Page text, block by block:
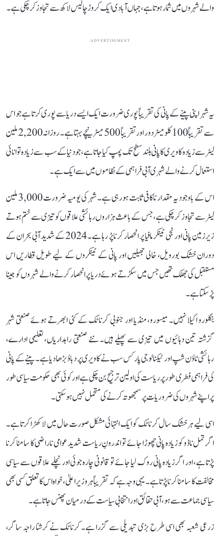
والے شہروں میں شمار ہوتا ہے، جہاں آبادی ایک کروڑ چالیس لاکھ سے تجاوز کر چکی ہے۔
ADVERTISEMENT
یہ شہر اپنی پینے کے پانی کی تقریباً پوری ضرورت ایک ایسے دریا سے پوری کرتا ہے جو اس
سے تقریباً 100 کلومیٹر دور اور تقریباً 500 میٹر نیچے بہتا ہے۔ روزانہ 2,200 ملین
لیٹر سے زیادہ کاویری کا پانی بلند سطح تک پمپ کیا جاتا ہے، جو دنیا کے سب سے زیادہ توانائی
استعمال کرنے والے شہری آبی فراہمی کے نظاموں میں سے ایک ہے۔
اس کے باوجود یہ مقدار ناکافی ثابت ہو رہی ہے۔ شہر کی یومیہ ضرورت 3,000 ملین
لیٹر سے تجاوز کر چکی ہے، جس کے باعث ہزاروں رہائشی علاقوں کو تیزی سے ختم ہوتے
زیرزمین پانی اور نجی ٹینکر مافیا پر انحصار کرنا پڑ رہا ہے۔ 2024 کے شدید آبی بحران کے
دوران خشک بورویل، خالی جھیلیں اور پانی کے ٹینکروں کے لیے طویل قطاریں اس
مستقبل کی جھلک تھیں جس میں سکڑتے ہوئے دریا پر انحصار کرنے والے شہروں کو جینا
پڑ سکتا ہے۔
بنگلورو اکیلا نہیں۔ میسورو، منڈیا اور جنوبی کرناٹک کے کئی ابھرتے ہوئے صنعتی شہر
گزشتہ تین دہائیوں میں تیزی سے پھیلے ہیں۔ نئے صنعتی راہداریاں، تعلیمی ادارے،
رہائشی ٹاؤن شپ اور ٹیکنالوجی پارکس سب نے کاویری پر دباؤ بڑھا دیا ہے۔ پینے کے پانی
کی فراہمی فطری طور پر ریاست کی اولین ترجیح بن چکی ہے اور کوئی بھی حکومت سیاسی طور
پر اپنے شہروں کی ضروریات پر سمجھوتہ کرنے کی متحمل نہیں ہو سکتی۔
اسی لیے ہر خشک سال کرناٹک کو ایک انتہائی مشکل صورت حال میں لا کھڑا کرتا ہے۔
اگر تمل ناڈو کو زیادہ پانی چھوڑا جائے تو اندرونِ ریاست شدید عوامی ناراضی کا سامنا کرنا
پڑتا ہے، اور اگر زیادہ پانی روک لیا جائے تو قانونی چارہ جوئی اور نچلے علاقوں سے سیاسی
مخالفت کا سامنا کرنا پڑتا ہے۔ یہی وجہ ہے کہ تقریباً ہر وزیر اعلیٰ، خواہ اس کا تعلق کسی بھی
سیاسی جماعت سے ہو، آبی حقائق اور انتخابی سیاست کے درمیان پھنس جاتا ہے۔
زرعی شعبہ بھی اسی طرح بڑی تبدیلی سے گزرا ہے۔ کرناٹک نے کرشنا راجہ ساگر،